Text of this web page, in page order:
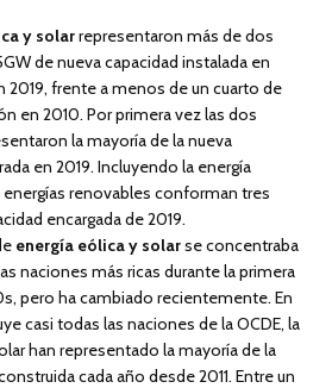
y solarrepresentaron más de dos
de nueva capacidad instalada en
frente a menos de un cuarto de
en 2010. Por primera vez las dos
la mayoría de la nueva
en 2019. Incluyendo la energía
renovables conforman tres
encargada de 2019.
energía eólica y solarse concentraba
naciones más ricas durante la primera
pero ha cambiado recientemente. En
casi todas las naciones de la OCDE, la
han representado la mayoría de la
cada año desde 2011. Entre un